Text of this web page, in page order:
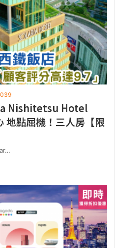
Nishitetsu Hotel
地點屈機！三人房【限